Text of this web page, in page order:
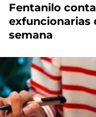
Fentanilo
exfuncionarias
semana